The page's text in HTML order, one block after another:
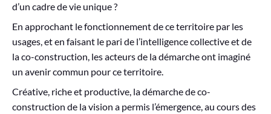
d’un cadre de vie unique ?
En approchant le fonctionnement de ce territoire par les
usages, et en faisant le pari de l’intelligence collective et de
la co-construction, les acteurs de la démarche ont imaginé
un avenir commun pour ce territoire.
Créative, riche et productive, la démarche de co-
construction de la vision a permis l’émergence, au cours des